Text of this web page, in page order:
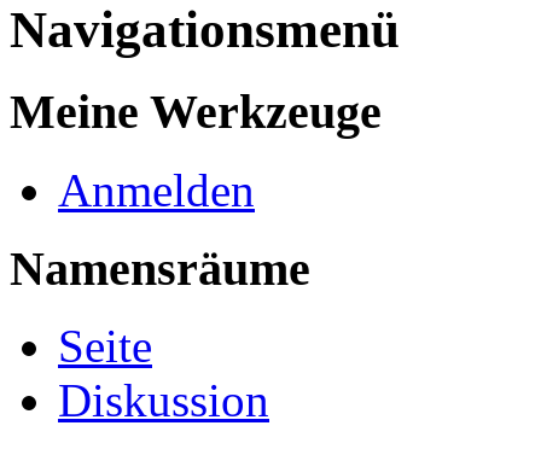
Navigationsmenü
Meine Werkzeuge
Anmelden
Namensräume
Seite
Diskussion